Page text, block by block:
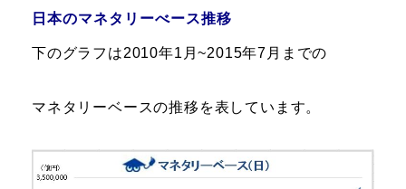
日本のマネタリーべース推移
下のグラフは2010年1月~2015年7月までの
マネタリーベースの推移を表しています。